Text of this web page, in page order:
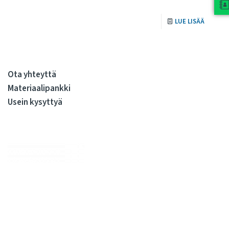
LUE LISÄÄ
Ota yhteyttä
Materiaalipankki
Usein kysyttyä